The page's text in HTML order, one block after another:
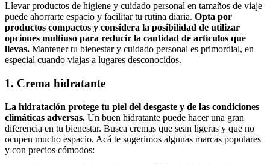
Llevar productos de higiene y cuidado personal en tamaños de viaje
puede ahorrarte espacio y facilitar tu rutina diaria. Opta por
productos compactos y considera la posibilidad de utilizar
opciones multiuso para reducir la cantidad de artículos que
llevas. Mantener tu bienestar y cuidado personal es primordial, en
especial cuando viajas a lugares desconocidos.
1. Crema hidratante
La hidratación protege tu piel del desgaste y de las condiciones
climáticas adversas. Un buen hidratante puede hacer una gran
diferencia en tu bienestar. Busca cremas que sean ligeras y que no
ocupen mucho espacio. Acá te sugerimos algunas marcas populares
y con precios cómodos: